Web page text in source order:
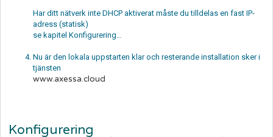
Har ditt nätverk inte DHCP aktiverat måste du tilldelas en fast IP-
adress (statisk)
se kapitel Konfigurering…
Nu är den lokala uppstarten klar och resterande installation sker i
tjänsten
www.axessa.cloud
Konfigurering